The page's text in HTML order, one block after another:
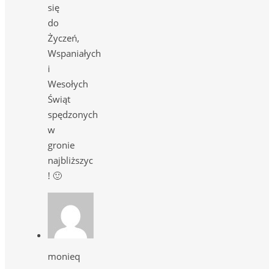
się
do
Życzeń,
Wspaniałych
i
Wesołych
Świąt
spędzonych
w
gronie
najbliższyc
! 🙂
monieq